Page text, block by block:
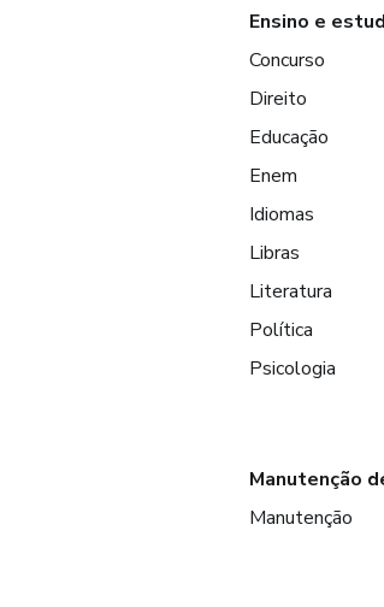
Ensino e
Concurso
Direito
Educação
Enem
Idiomas
Libras
Literatura
Política
Psicologia
Manutenção
Manutenção